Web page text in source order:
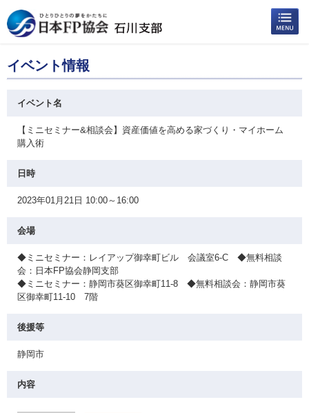
イベント情報
イベント名
【ミニセミナー&相談会】資産価値を高める家づくり・マイホーム
購入術
日時
2023年01月21日 10:00～16:00
会場
◆ミニセミナー：レイアップ御幸町ビル 会議室6-C ◆無料相談
会：日本FP協会静岡支部
◆ミニセミナー：静岡市葵区御幸町11-8 ◆無料相談会：静岡市葵
区御幸町11-10 7階
後援等
静岡市
内容